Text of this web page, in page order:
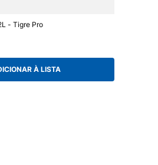
- Tigre Pro
À LISTA